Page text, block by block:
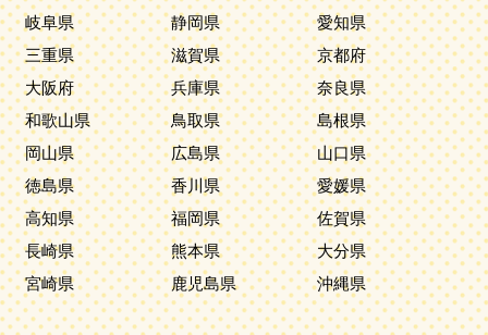
岐阜県
静岡県
愛知県
三重県
滋賀県
京都府
大阪府
兵庫県
奈良県
和歌山県
鳥取県
島根県
岡山県
広島県
山口県
徳島県
香川県
愛媛県
高知県
福岡県
佐賀県
長崎県
熊本県
大分県
宮崎県
鹿児島県 沖縄県